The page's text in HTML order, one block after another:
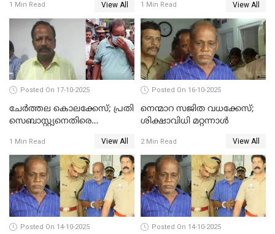
1 Min Read View All
ഇരട്ടജീവപര്യന്തം
1 Min Read View All
Posted On 17-10-2025
ചേര്‍ത്തല കൊലക്കേസ്; പ്രതി
സെബാസ്റ്റ്യനെതിരെ
1 Min Read View All
Posted On 16-10-2025
നെന്മാറ സജിത വധക്കേസ്;
ശിക്ഷാവിധി മറ്റന്നാള്‍
2 Min Read View All
Posted On 14-10-2025 Posted On 14-10-2025